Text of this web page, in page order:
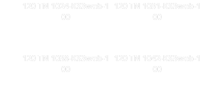
120 TN 1024-KS3web-1
00
120 TN 1031-KS3web-1
00
120 TN 1038-KS3web-1
00
120 TN 1042-KS3web-1
00